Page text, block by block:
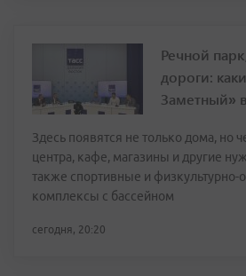
Речной
дороги:
Заметный»
Здесь появятся не только дома, но
центра, кафе, магазины и другие
также спортивные и физкультурно-
комплексы с бассейном
сегодня, 20:20